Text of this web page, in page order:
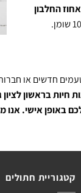
החלבון
חדשים או
חיות בראשון
באופן אישי.אנו
קטגוריית חתולים